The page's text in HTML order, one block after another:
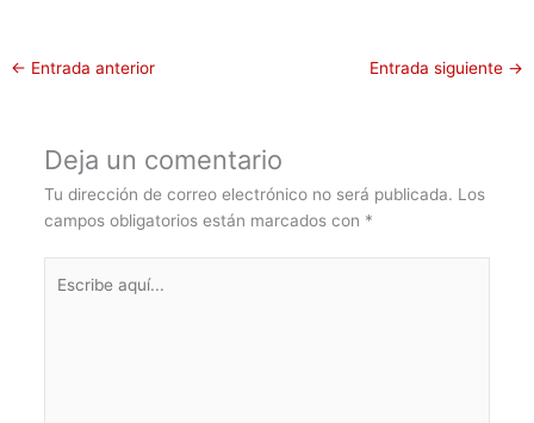
← Entrada anterior Entrada siguiente →
Deja un comentario
Tu dirección de correo electrónico no será publicada. Los
campos obligatorios están marcados con *
aquí...